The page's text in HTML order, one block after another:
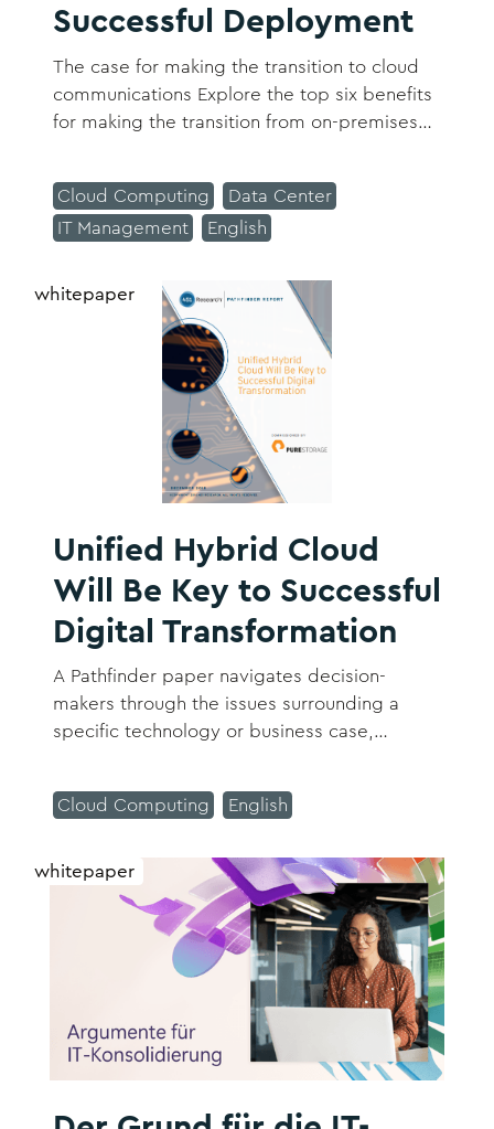
Successful Deployment
The case for making the transition to cloud
communications Explore the top six benefits
for making the transition from on-premises
Cloud Computing
Data Center
IT Management
English
whitepaper
Unified Hybrid Cloud
Will Be Key to Successful
Digital Transformation
A Pathfinder paper navigates decision-
makers through the issues surrounding a
specific technology or business case,
and concrete next steps in the decision-
Cloud Computing English
whitepaper